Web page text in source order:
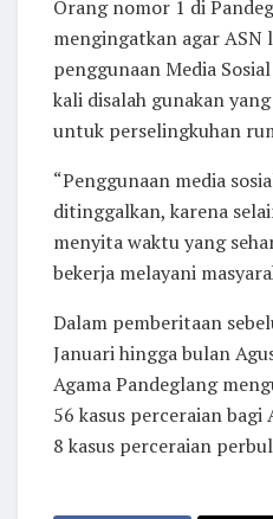
Orang nomor 1 di
mengingatkan agar ASN
penggunaan Media
kali disalah gunakan
untuk perselingkuhan
“Penggunaan media
ditinggalkan, karena
menyita waktu yang
bekerja melayani
Dalam pemberitaan
Januari hingga bulan
Agama Pandeglang
56 kasus perceraian
8 kasus perceraian